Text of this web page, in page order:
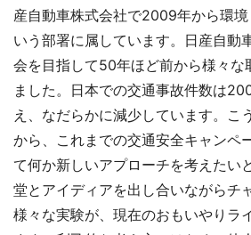
産自動車株式会社で2009年から環
いう部署に属しています。日産自動
会を目指して50年ほど前から様々な
ました。日本での交通事故件数は
え、なだらかに減少しています。こ
から、これまでの交通安全キャンペ
て何か新しいアプローチを考えたい
堂とアイディアを出し合いながらチ
様々な実験が、現在のおもいやりラ